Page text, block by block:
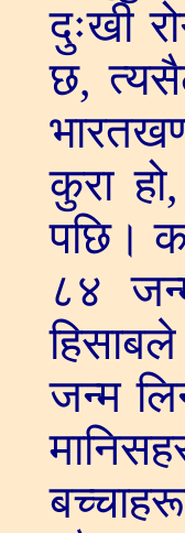
दुःखी
छ,
कुरा
पछि।
८४
जन्म